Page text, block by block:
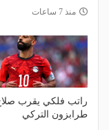
منذ 7 ساعات
راتب فلكي يقرب
طرابزون التركي